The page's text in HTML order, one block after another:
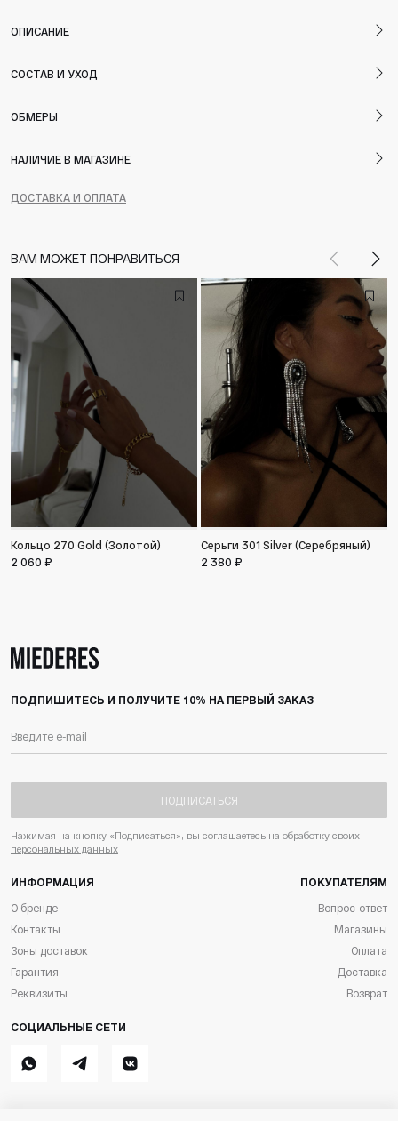
ОПИСАНИЕ
СОСТАВ И УХОД
ОБМЕРЫ
НАЛИЧИЕ В МАГАЗИНЕ
ДОСТАВКА И ОПЛАТА
ВАМ МОЖЕТ ПОНРАВИТЬСЯ Назад
Кольцо 270 Gold (Золотой)
2 060 ₽
Серьги 301 Silver (Серебряный)
2 380 ₽
ПОДПИШИТЕСЬ И ПОЛУЧИТЕ 10% НА ПЕРВЫЙ ЗАКАЗ
ПОДПИСАТЬСЯ
Нажимая на кнопку «Подписаться», вы соглашаетесь на обработку своих
персональных данных
ИНФОРМАЦИЯ
О бренде
Контакты
Зоны доставок
Гарантия
Реквизиты
ПОКУПАТЕЛЯМ
Вопрос-ответ
Магазины
Оплата
Доставка
Возврат
СОЦИАЛЬНЫЕ СЕТИ
WhatsappTelegram ВКонтакте